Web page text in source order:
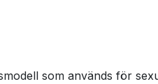
som används för